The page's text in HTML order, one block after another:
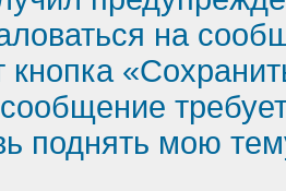
на
кнопка
поднять мою